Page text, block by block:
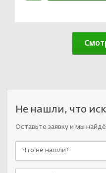
Не нашли, что
Оставьте заявку и мы